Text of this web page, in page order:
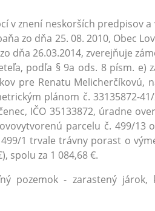
v znení neskorších predpisov a
zo dňa 25. 08. 2010, Obec
dňa 26.03.2014, zverejňuje
podľa § 9a ods. 8 písm. e)
pre Renatu Melicherčíkovú,
plánom č. 33135872-
IČO 35133872, úradne
parcelu č. 499/13
499/1 trvale trávny porast o
spolu za 1 084,68 €.
pozemok - zarastený járok,